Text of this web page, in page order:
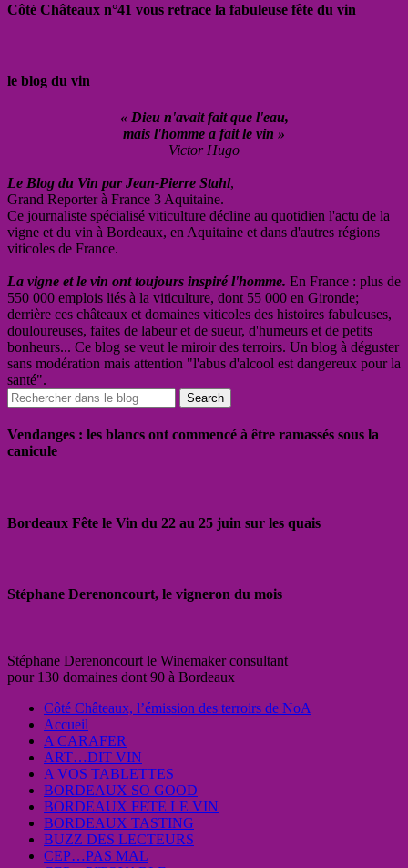
Côté Châteaux n°41 vous retrace la fabuleuse fête du vin
le blog du vin
« Dieu n'avait fait que l'eau,
mais l'homme a fait le vin »
Victor Hugo
Le Blog du Vin par Jean-Pierre Stahl,
Grand Reporter à France 3 Aquitaine.
Ce journaliste spécialisé viticulture décline au quotidien l'actu de la
vigne et du vin à Bordeaux, en Aquitaine et dans d'autres régions
viticoles de France.
La vigne et le vin ont toujours inspiré l'homme. En France : plus de
550 000 emplois liés à la viticulture, dont 55 000 en Gironde;
derrière ces châteaux et domaines viticoles des histoires fabuleuses,
douloureuses, faites de labeur et de sueur, d'humeurs et de petits
bonheurs... Ce blog se veut le miroir des terroirs. Un blog à déguster
sans modération mais attention "l'abus d'alcool est dangereux pour la
santé".
Vendanges : les blancs ont commencé à être ramassés sous la
canicule
Bordeaux Fête le Vin du 22 au 25 juin sur les quais
Stéphane Derenoncourt, le vigneron du mois
Stéphane Derenoncourt le Winemaker consultant
pour 130 domaines dont 90 à Bordeaux
Côté Châteaux, l’émission des terroirs de NoA
Accueil
A CARAFER
ART…DIT VIN
A VOS TABLETTES
BORDEAUX SO GOOD
BORDEAUX FETE LE VIN
BORDEAUX TASTING
BUZZ DES LECTEURS
CEP…PAS MAL